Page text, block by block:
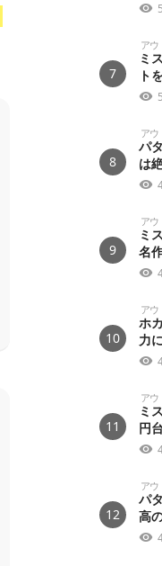
7
アウ
ミ
ト
8
アウ
パ
は
9
アウ
ミ
名
10
アウ
ホ
力
11
アウ
ミ
円
12
アウ
パ
高